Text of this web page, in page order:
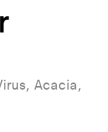
Acacia,